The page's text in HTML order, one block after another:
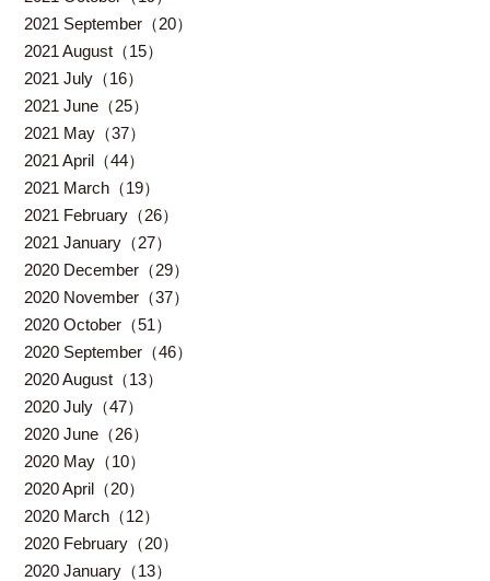
2021 September（20）
2021 August（15）
2021 July（16）
2021 June（25）
2021 May（37）
2021 April（44）
2021 March（19）
2021 February（26）
2021 January（27）
2020 December（29）
2020 November（37）
2020 October（51）
2020 September（46）
2020 August（13）
2020 July（47）
2020 June（26）
2020 May（10）
2020 April（20）
2020 March（12）
2020 February（20）
2020 January（13）